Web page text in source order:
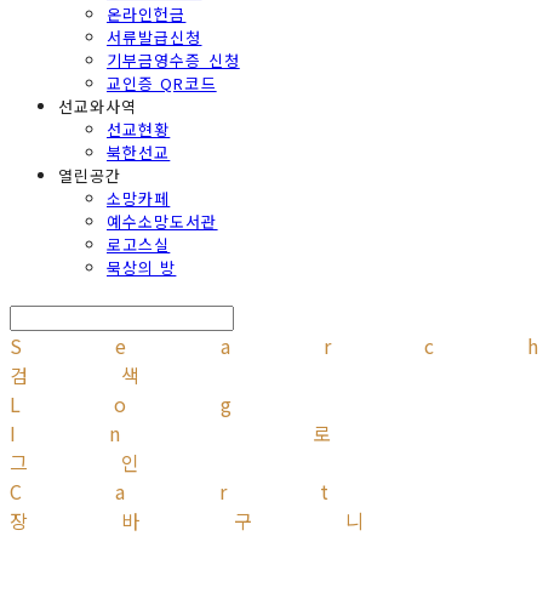
온라인헌금
서류발급신청
기부금영수증 신청
교인증 QR코드
선교와사역
선교현황
북한선교
열린공간
소망카페
예수소망도서관
로고스실
묵상의 방
검색
Log
In
로
그인
Cart
장바구니